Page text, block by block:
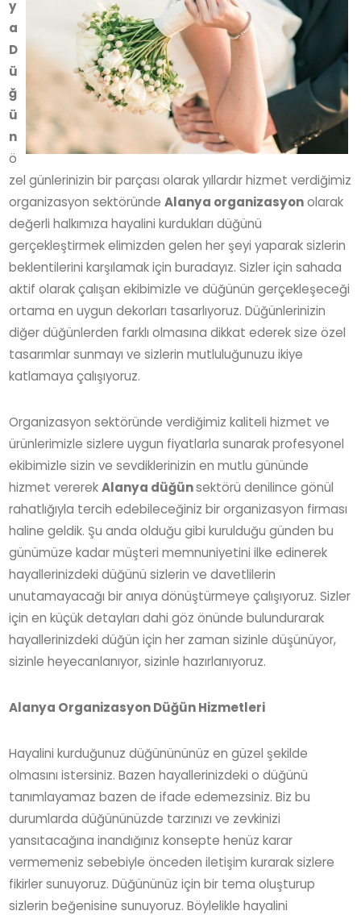
y
a
D
ü
ğ
ü
n
ö
zel günlerinizin bir parçası olarak yıllardır hizmet verdiğimiz
organizasyon sektöründeAlanya organizasyonolarak
değerli halkımıza hayalini kurdukları düğünü
gerçekleştirmek elimizden gelen her şeyi yaparak sizlerin
beklentilerini karşılamak için buradayız. Sizler için sahada
aktif olarak çalışan ekibimizle ve düğünün gerçekleşeceği
ortama en uygun dekorları tasarlıyoruz. Düğünlerinizin
diğer düğünlerden farklı olmasına dikkat ederek size özel
tasarımlar sunmayı ve sizlerin mutluluğunuzu ikiye
katlamaya çalışıyoruz.
Organizasyon sektöründe verdiğimiz kaliteli hizmet ve
ürünlerimizle sizlere uygun fiyatlarla sunarak profesyonel
ekibimizle sizin ve sevdiklerinizin en mutlu gününde
hizmet vererekAlanya düğünsektörü denilince gönül
rahatlığıyla tercih edebileceğiniz bir organizasyon firması
haline geldik. Şu anda olduğu gibi kurulduğu günden bu
günümüze kadar müşteri memnuniyetini ilke edinerek
hayallerinizdeki düğünü sizlerin ve davetlilerin
unutamayacağı bir anıya dönüştürmeye çalışıyoruz. Sizler
için en küçük detayları dahi göz önünde bulundurarak
hayallerinizdeki düğün için her zaman sizinle düşünüyor,
sizinle heyecanlanıyor, sizinle hazırlanıyoruz.
Alanya Organizasyon Düğün Hizmetleri
Hayalini kurduğunuz düğünününüz en güzel şekilde
olmasını istersiniz. Bazen hayallerinizdeki o düğünü
tanımlayamaz bazen de ifade edemezsiniz. Biz bu
durumlarda düğününüzde tarzınızı ve zevkinizi
yansıtacağına inandığınız konsepte henüz karar
vermemeniz sebebiyle önceden iletişim kurarak sizlere
fikirler sunuyoruz. Düğününüz için bir tema oluşturup
sizlerin beğenisine sunuyoruz. Böylelikle hayalini